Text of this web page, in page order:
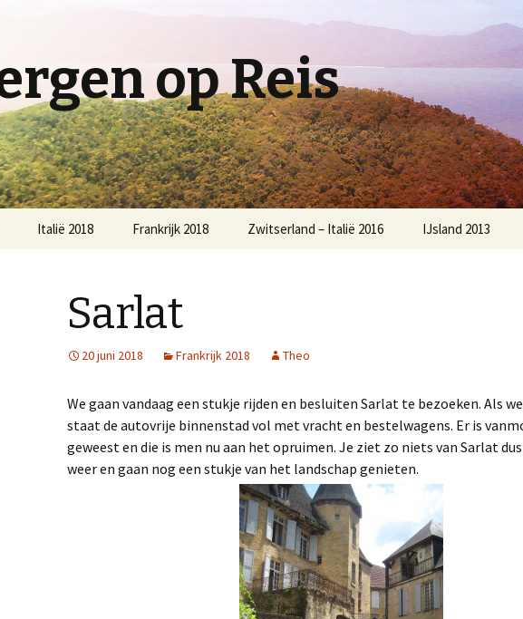
op Reis
Italië 2018 Frankrijk 2018 Zwitserland – Italië 2016 IJsland 2013
Sarlat
20 juni 2018 Frankrijk 2018 Theo
We gaan vandaag een stukje rijden en besluiten Sarlat te bezoeken. Als
staat de autovrije binnenstad vol met vracht en bestelwagens. Er is
geweest en die is men nu aan het opruimen. Je ziet zo niets van Sarlat
weer en gaan nog een stukje van het landschap genieten.